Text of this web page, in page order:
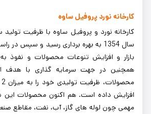
کارخانه نورد پروفیل ساوه
سال 1354 به بهره برداری رسید و سپس
بازار و افزایش تنوعات محصولات و نفوذ به
همچنین در جهت سرمایه گذاری با هدف
افزایش داده است. هم اکنون محصولات این
مهمی چون لوله های گاز، آب، نفت، مقاطع